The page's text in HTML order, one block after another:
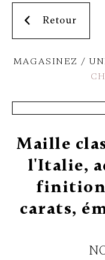
Retour
MAGASINEZ
Maille
l'Italie,
finition
carats,